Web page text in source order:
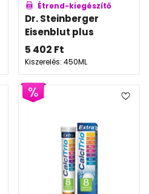
Étrend-kiegészítő
Dr. Steinberger
Eisenblut plus
5 402 Ft
Kiszerelés: 450ML